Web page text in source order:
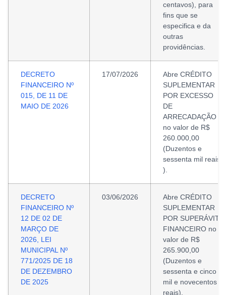
centavos), para
fins que se
especifica e da
outras
providências.
DECRETO
FINANCEIRO Nº
015, DE 11 DE
MAIO DE 2026
17/07/2026
Abre CRÉDITO
SUPLEMENTAR
POR EXCESSO
DE
ARRECADAÇÃO
no valor de R$
260.000,00
(Duzentos e
sessenta mil reais
).
DECRETO
FINANCEIRO Nº
12 DE 02 DE
MARÇO DE
2026, LEI
MUNICIPAL Nº
771/2025 DE 18
DE DEZEMBRO
DE 2025
03/06/2026
Abre CRÉDITO
SUPLEMENTAR
POR SUPERÁVIT
FINANCEIRO no
valor de R$
265.900,00
(Duzentos e
sessenta e cinco
mil e novecentos
reais).